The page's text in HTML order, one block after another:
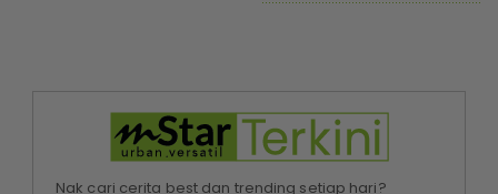
Nak cari cerita best dan trending setiap hari?